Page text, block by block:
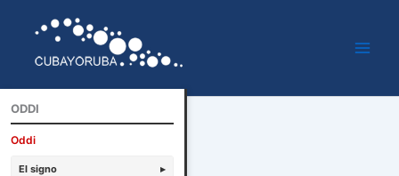
contenido
ODDI
Oddi
El signo ▸